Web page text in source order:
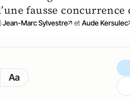
fausse
Jean-Marc Sylvestre et Aude Kersulec
Aa